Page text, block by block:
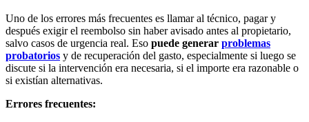
Uno de los errores más frecuentes es llamar al técnico, pagar y
después exigir el reembolso sin haber avisado antes al propietario,
salvo casos de urgencia real. Eso puede generar problemas
probatorios y de recuperación del gasto, especialmente si luego se
discute si la intervención era necesaria, si el importe era razonable o
si existían alternativas.
Errores frecuentes: